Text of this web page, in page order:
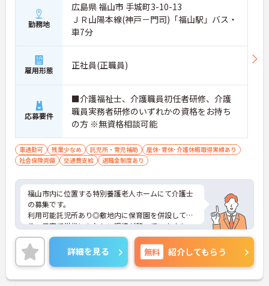
勤務地
広島県 福山市 手城町3-10-13
ＪＲ山陽本線(神戸－門司)「福山駅」バス・
車7分
雇用形態 正社員(正職員)
応募要件
■介護福祉士、介護職員初任者研修、介護
職員実務者研修のいずれかの資格をお持ち
の方 ※無資格相談可能
車通勤可 残業少なめ 託児所・育児補助
産休･育休･介護休暇取得実績あり
社会保険完備
交通費支給 退職金制度あり
福山市内に位置する特別養護老人ホームにて介護士
の募集です。
利用可能託児所あり◎敷地内に保育園を併設してお
り、子育て世代にもれしい環境が整っています！
また研修制度も充実♪スキルアップ、知識の向上の
ため施設内・施設外問わず研修の実施がさかんで
す。
ご興味ある方には、面接対策ポイントなど、さらに
詳細をお話しいたしますのでお気軽にご相談くださ
詳細を見る 無料 紹介してもらう